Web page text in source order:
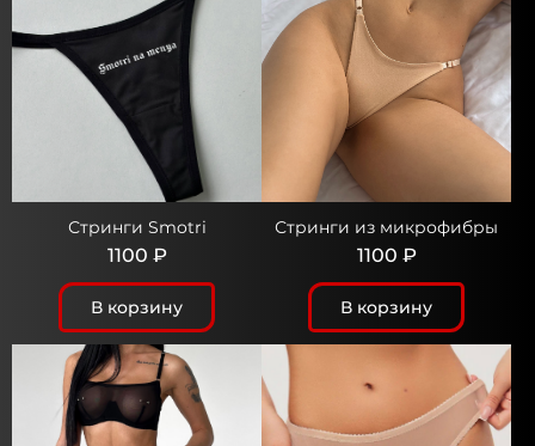
Стринги Smotri
1100 ₽
В корзину
Стринги из микрофибры
1100 ₽
В корзину